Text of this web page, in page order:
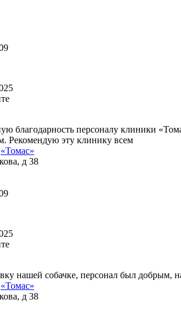
благодарность персоналу клиники
Рекомендую эту клинику всем
«Томас»
д 38
нашей собачке, персонал был добрым,
«Томас»
д 38